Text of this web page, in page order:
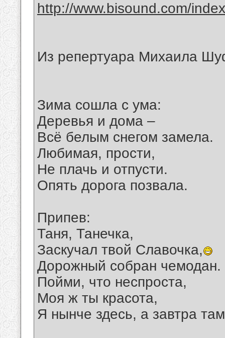
http://www.bisound.com/
Из репертуара Михаила
Зима сошла с ума:
Деревья и дома –
Всё белым снегом замела.
Любимая, прости,
Не плачь и отпусти.
Опять дорога позвала.
Припев:
Таня, Танечка,
Заскучал твой Славочка,
Дорожный собран чемодан.
Пойми, что неспроста,
Моя ж ты красота,
Я нынче здесь, а завтра